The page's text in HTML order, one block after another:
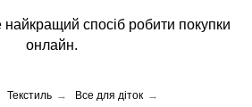
найкращий спосіб робити покупки
онлайн.
Текстиль → Все для діток →